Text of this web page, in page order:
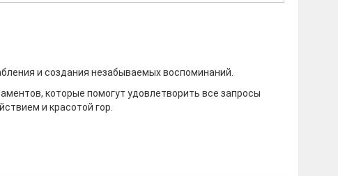
и создания незабываемых воспоминаний.
которые помогут удовлетворить все запросы
и красотой гор.